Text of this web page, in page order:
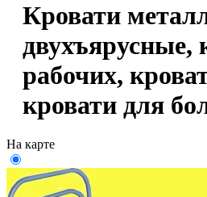
Кровати
двухъярусные,
рабочих,
кровати для
На карте